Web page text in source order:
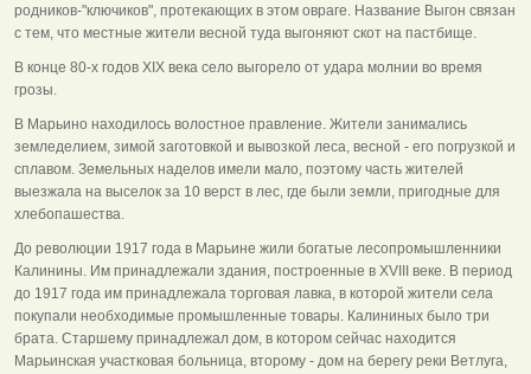
родников-"ключиков", протекающих в этом овраге. Название Выгон связан
с тем, что местные жители весной туда выгоняют скот на пастбище.
В конце 80-х годов XIX века село выгорело от удара молнии во время
грозы.
В Марьино находилось волостное правление. Жители занимались
земледелием, зимой заготовкой и вывозкой леса, весной - его погрузкой и
сплавом. Земельных наделов имели мало, поэтому часть жителей
выезжала на выселок за 10 верст в лес, где были земли, пригодные для
хлебопашества.
До революции 1917 года в Марьине жили богатые лесопромышленники
Калинины. Им принадлежали здания, построенные в XVIII веке. В период
до 1917 года им принадлежала торговая лавка, в которой жители села
покупали необходимые промышленные товары. Калининых было три
брата. Старшему принадлежал дом, в котором сейчас находится
Марьинская участковая больница, второму - дом на берегу реки Ветлуга,